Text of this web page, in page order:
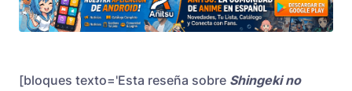
[bloques texto='Esta reseña sobre Shingeki no